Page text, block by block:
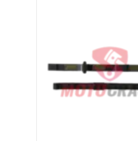
AÑADIR AL CARRITO